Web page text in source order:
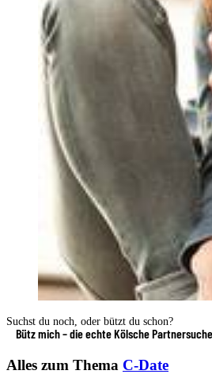
Suchst du noch, oder bützt du schon?
Bütz mich – die echte Kölsche
Alles zum Thema C-Date